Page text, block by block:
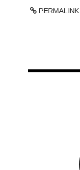
PERMALINK